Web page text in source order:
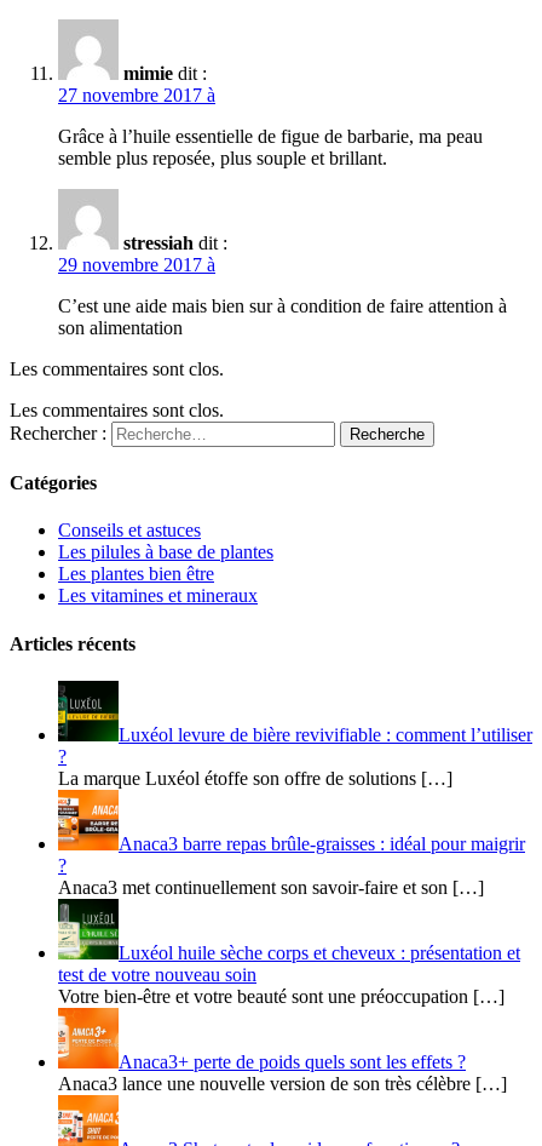
mimie dit :
27 novembre 2017 à
Grâce à l’huile essentielle de figue de barbarie, ma peau
semble plus reposée, plus souple et brillant.
stressiah dit :
29 novembre 2017 à
C’est une aide mais bien sur à condition de faire attention à
son alimentation
Les commentaires sont clos.
Les commentaires sont clos.
Rechercher :
Recherche
Catégories
Conseils et astuces
Les pilules à base de plantes
Les plantes bien être
Les vitamines et mineraux
Articles récents
Luxéol levure de bière revivifiable : comment l’utiliser
?
La marque Luxéol étoffe son offre de solutions […]
Anaca3 barre repas brûle-graisses : idéal pour maigrir
?
Anaca3 met continuellement son savoir-faire et son […]
Luxéol huile sèche corps et cheveux : présentation et
test de votre nouveau soin
Votre bien-être et votre beauté sont une préoccupation […]
Anaca3+ perte de poids quels sont les effets ?
Anaca3 lance une nouvelle version de son très célèbre […]